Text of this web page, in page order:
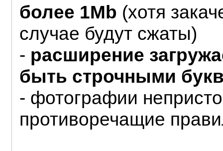
более 1Mb (хотя
случае будут сжаты)
- расширение
быть строчными
- фотографии
противоречащие